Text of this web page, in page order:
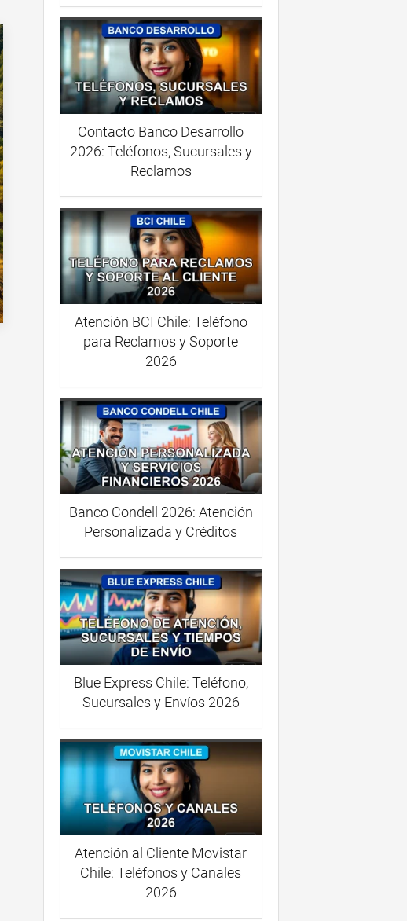
Contacto Banco Desarrollo
2026: Teléfonos, Sucursales y
Reclamos
Atención BCI Chile: Teléfono
para Reclamos y Soporte
2026
Banco Condell 2026: Atención
Personalizada y Créditos
Blue Express Chile: Teléfono,
Sucursales y Envíos 2026
Atención al Cliente Movistar
Chile: Teléfonos y Canales
2026